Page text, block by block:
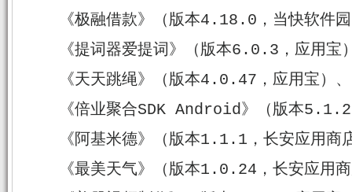
《极融借款》（版本4.18.0，当快软件
《提词器爱提词》（版本6.0.3，应用宝
《天天跳绳》（版本4.0.47，应用宝）、
《倍业聚合SDK Android》（版本
《阿基米德》（版本1.1.1，长安应用商
《最美天气》（版本1.0.24，长安应用